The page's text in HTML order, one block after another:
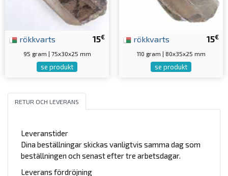
15€
rökkvarts
95 gram | 75x30x25 mm
se produkt
15€
rökkvarts
110 gram | 80x35x25 mm
se produkt
RETUR OCH LEVERANS
Leveranstider
Dina beställningar skickas vanligtvis samma dag som
beställningen och senast efter tre arbetsdagar.
Leverans fördröjning